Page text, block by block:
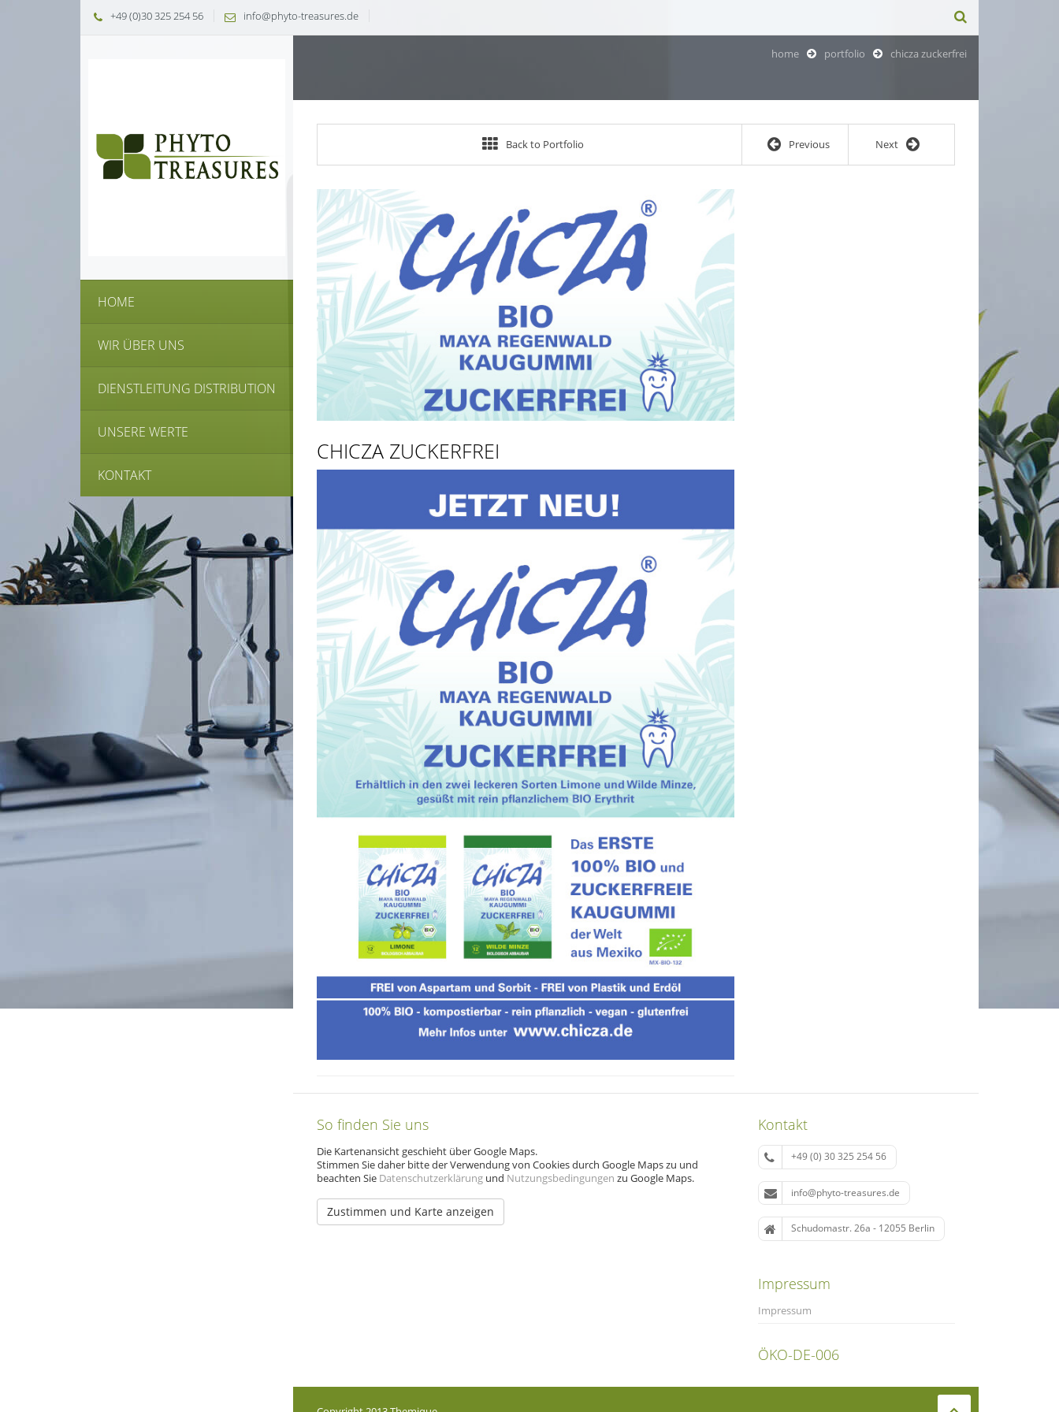
+49 (0)30 325 254 56 info@phyto-treasures.de
HOME
WIR ÜBER UNS
DIENSTLEITUNG DISTRIBUTION
UNSERE WERTE
KONTAKT
home portfolio chicza zuckerfrei
Back to Portfolio Previous Next
CHICZA ZUCKERFREI
So finden Sie uns
Die Kartenansicht geschieht über Google Maps.
Stimmen Sie daher bitte der Verwendung von Cookies durch Google Maps zu und
beachten Sie Datenschutzerklärung und Nutzungsbedingungen zu Google Maps.
Zustimmen und Karte anzeigen
Kontakt
+49 (0) 30 325 254 56
info@phyto-treasures.de
Schudomastr. 26a - 12055 Berlin
Impressum
Impressum
ÖKO-DE-006